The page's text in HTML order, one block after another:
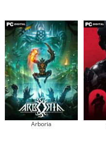
Arboria